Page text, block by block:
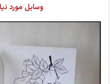
وسایل مورد